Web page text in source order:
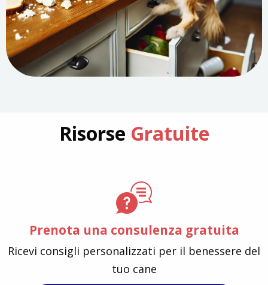
Risorse Gratuite
Prenota una consulenza gratuita
Ricevi consigli personalizzati per il benessere del
tuo cane